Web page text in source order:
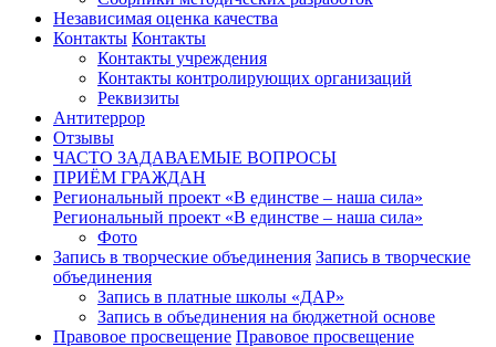
Независимая оценка качества
Контакты Контакты
Контакты учреждения
Контакты контролирующих организаций
Реквизиты
Антитеррор
Отзывы
ЧАСТО ЗАДАВАЕМЫЕ ВОПРОСЫ
ПРИЁМ ГРАЖДАН
Региональный проект «В единстве – наша сила»
Региональный проект «В единстве – наша сила»
Фото
Запись в творческие объединения Запись в творческие
объединения
Запись в платные школы «ДАР»
Запись в объединения на бюджетной основе
Правовое просвещение Правовое просвещение